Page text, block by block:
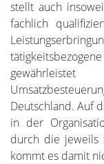
stellt auch
fachlich
Deutschland. Auf
in der
durch die jeweils
kommt es damit